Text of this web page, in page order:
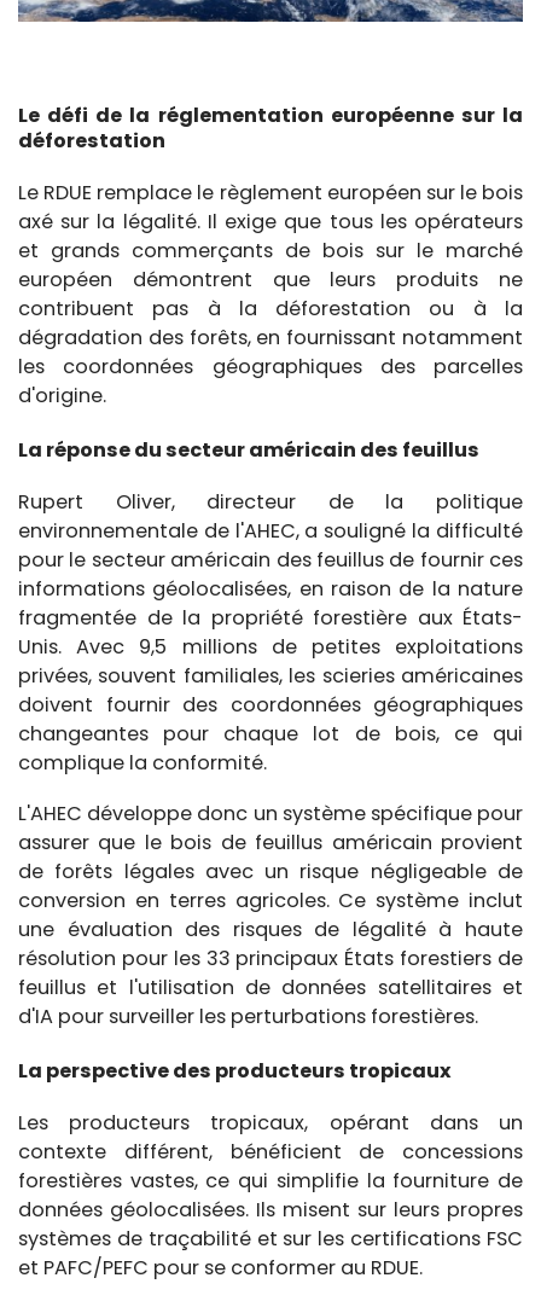
Le défi de la réglementation européenne sur la
déforestation
Le RDUE remplace le règlement européen sur le bois
axé sur la légalité. Il exige que tous les opérateurs
et grands commerçants de bois sur le marché
européen démontrent que leurs produits ne
contribuent pas à la déforestation ou à la
dégradation des forêts, en fournissant notamment
les coordonnées géographiques des parcelles
d'origine.
La réponse du secteur américain des feuillus
Rupert Oliver, directeur de la politique
environnementale de l'AHEC, a souligné la difficulté
pour le secteur américain des feuillus de fournir ces
informations géolocalisées, en raison de la nature
fragmentée de la propriété forestière aux États-
Unis. Avec 9,5 millions de petites exploitations
privées, souvent familiales, les scieries américaines
doivent fournir des coordonnées géographiques
changeantes pour chaque lot de bois, ce qui
complique la conformité.
L'AHEC développe donc un système spécifique pour
assurer que le bois de feuillus américain provient
de forêts légales avec un risque négligeable de
conversion en terres agricoles. Ce système inclut
une évaluation des risques de légalité à haute
résolution pour les 33 principaux États forestiers de
feuillus et l'utilisation de données satellitaires et
d'IA pour surveiller les perturbations forestières.
La perspective des producteurs tropicaux
Les producteurs tropicaux, opérant dans un
contexte différent, bénéficient de concessions
forestières vastes, ce qui simplifie la fourniture de
données géolocalisées. Ils misent sur leurs propres
systèmes de traçabilité et sur les certifications FSC
et PAFC/PEFC pour se conformer au RDUE.